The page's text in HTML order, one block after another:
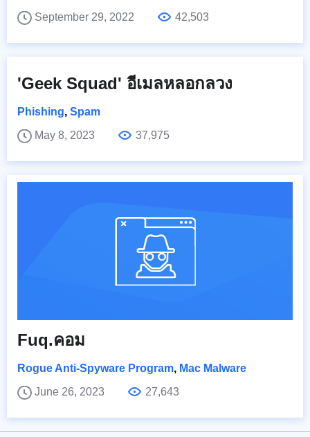
September 29, 2022
42,503
'Geek Squad' อีเมลหลอกลวง
Phishing, Spam
May 8, 2023
37,975
Fuq.คอม
Rogue Anti-Spyware Program, Mac Malware
June 26, 2023
27,643